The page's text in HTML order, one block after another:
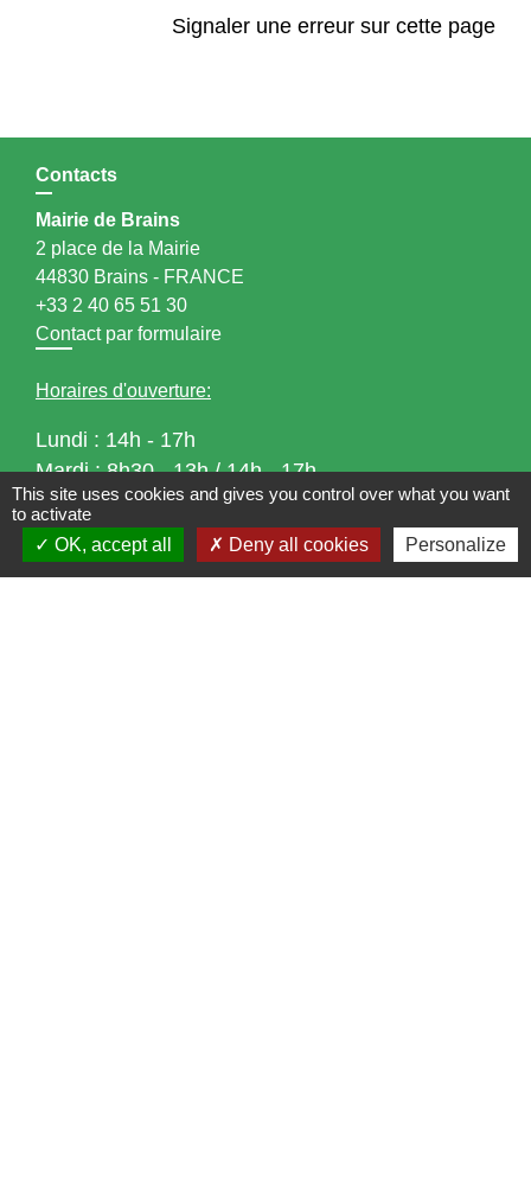
Signaler une erreur sur cette page
Contacts
Mairie de Brains
2 place de la Mairie
44830 Brains - FRANCE
+33 2 40 65 51 30
Contact par formulaire
Horaires d'ouverture:
Lundi : 14h - 17h
Mardi : 8h30 - 13h / 14h - 17h
Mercredi : 8h30 - 13h
Jeudi : 8h30 - 13h
Vendredi : 8h30 - 13h / 14h - 17h
This site uses cookies and gives you control over what you want
to activate
OK, accept all
Deny all cookies Personalize